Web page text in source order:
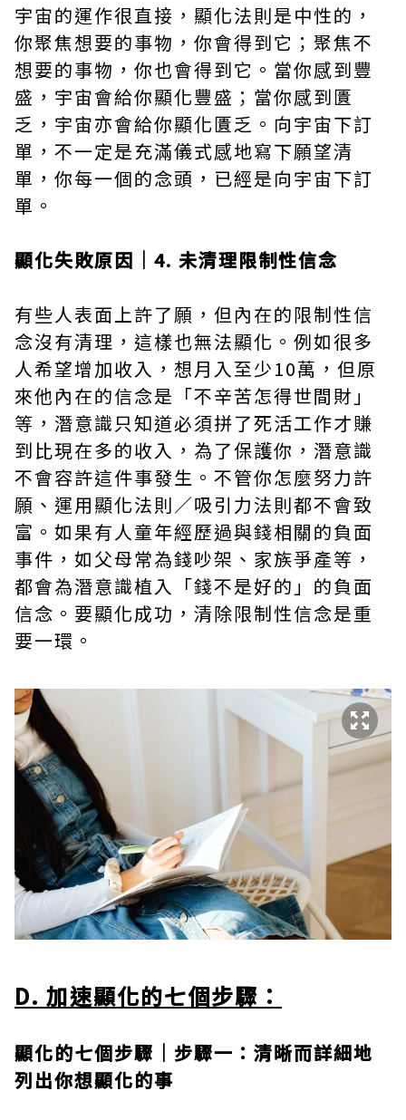
宇宙的運作很直接，顯化法則是中性的，
你聚焦想要的事物，你會得到它；聚焦不
想要的事物，你也會得到它。當你感到豐
盛，宇宙會給你顯化豐盛；當你感到匱
乏，宇宙亦會給你顯化匱乏。向宇宙下訂
單，不一定是充滿儀式感地寫下願望清
單，你每一個的念頭，已經是向宇宙下訂
單。
顯化失敗原因｜4. 未清理限制性信念
有些人表面上許了願，但內在的限制性信
念沒有清理，這樣也無法顯化。例如很多
人希望增加收入，想月入至少10萬，但原
來他內在的信念是「不辛苦怎得世間財」
等，潛意識只知道必須拼了死活工作才賺
到比現在多的收入，為了保護你，潛意識
不會容許這件事發生。不管你怎麼努力許
願、運用顯化法則／吸引力法則都不會致
富。如果有人童年經歷過與錢相關的負面
事件，如父母常為錢吵架、家族爭產等，
都會為潛意識植入「錢不是好的」的負面
信念。要顯化成功，清除限制性信念是重
要一環。
D. 加速顯化的七個步驟：
顯化的七個步驟｜步驟一：清晰而詳細地
列出你想顯化的事